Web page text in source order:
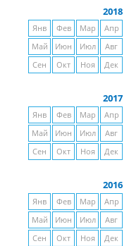
2018
Янв Фев Мар
Апр
Май
Июн Июл
Авг
Сен
Окт Ноя Дек
2017
Янв Фев Мар
Апр
Май
Июн Июл
Авг
Сен
Окт Ноя Дек
2016
Янв Фев Мар
Апр
Май
Июн Июл
Авг
Сен
Окт Ноя Дек